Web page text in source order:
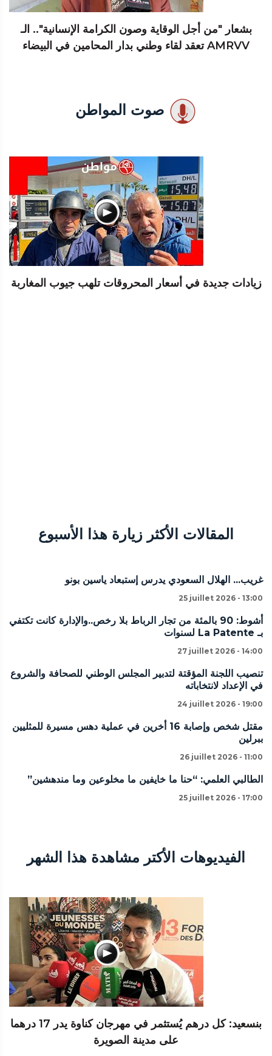
بشعار "من أجل الوقاية وصون الكرامة الإنسانية".. الـ
AMRVV تعقد لقاء وطني بدار المحامين في البيضاء
صوت المواطن
زيادات جديدة في أسعار المحروقات تلهب جيوب المغاربة
المقالات الأكثر زيارة هذا الأسبوع
غريب... الهلال السعودي يدرس إستبعاد ياسين بونو
25 juillet 2026 - 13:00
أشوط: 90 بالمئة من تجار الرباط بلا رخص..والإدارة كانت تكتفي
بـ La Patente لسنوات
27 juillet 2026 - 14:00
تنصيب اللجنة المؤقتة لتدبير المجلس الوطني للصحافة والشروع
في الإعداد لانتخاباته
24 juillet 2026 - 19:00
مقتل شخص وإصابة 16 أخرين في عملية دهس مسيرة للمثليين
ببرلين
26 juillet 2026 - 11:00
الطالبي العلمي: “حنا ما خايفين ما مخلوعين وما مندهشين”
25 juillet 2026 - 17:00
الفيديوهات الأكتر مشاهدة هذا الشهر
بنسعيد: كل درهم يُستثمر في مهرجان كناوة يدر 17 درهما
على مدينة الصويرة